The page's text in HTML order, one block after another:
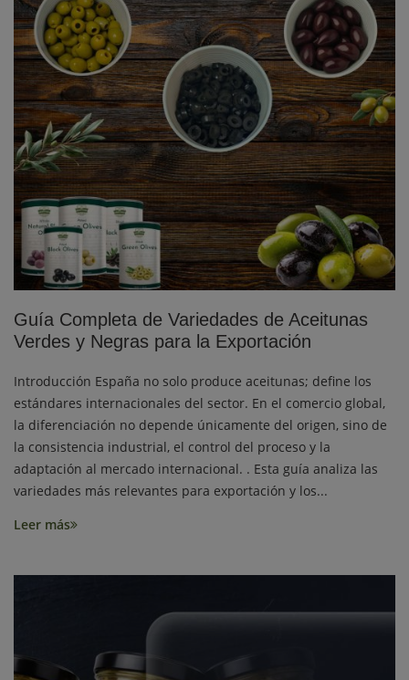
Guía Completa de Variedades de Aceitunas
Verdes y Negras para la Exportación
Introducción España no solo produce aceitunas; define los
estándares internacionales del sector. En el comercio global,
la diferenciación no depende únicamente del origen, sino de
la consistencia industrial, el control del proceso y la
adaptación al mercado internacional. . Esta guía analiza las
variedades más relevantes para exportación y los...
Leer más